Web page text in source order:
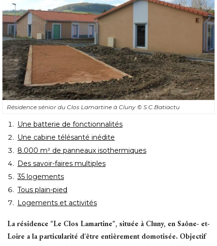
Résidence sénior du Clos Lamartine à Cluny © S.C.Batiactu
Une batterie de fonctionnalités
Une cabine télésanté inédite
8.000 m² de panneaux isothermiques
Des savoir-faires multiples
35 logements
Tous plain-pied
Logements et activités
La résidence "Le Clos Lamartine", située à Cluny, en Saône- et-
Loire a la particularité d'être entièrement domotisée. Objectif